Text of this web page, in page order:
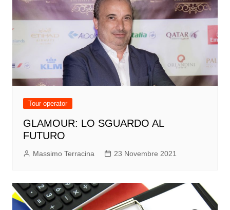
Tour operator
GLAMOUR: LO SGUARDO AL
FUTURO
Massimo Terracina 23 Novembre 2021